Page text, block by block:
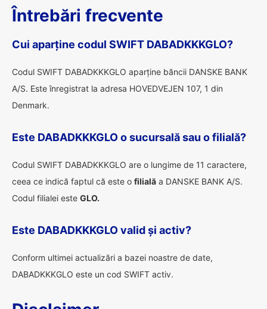
Întrebări frecvente
Cui aparține codul SWIFT DABADKKKGLO?
Codul SWIFT DABADKKKGLO aparține băncii DANSKE BANK
A/S. Este înregistrat la adresa HOVEDVEJEN 107, 1 din
Denmark.
Este DABADKKKGLO o sucursală sau o filială?
Codul SWIFT DABADKKKGLO are o lungime de 11 caractere,
ceea ce indică faptul că este o filială a DANSKE BANK A/S.
Codul filialei este GLO.
Este DABADKKKGLO valid și activ?
Conform ultimei actualizări a bazei noastre de date,
DABADKKKGLO este un cod SWIFT activ.